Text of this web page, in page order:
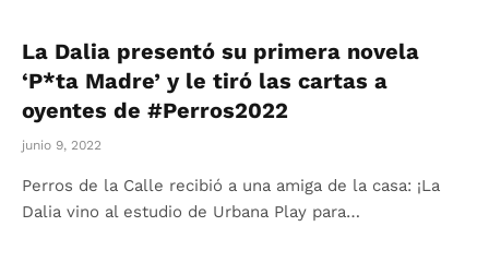
La Dalia presentó su primera novela
‘P*ta Madre’ y le tiró las cartas a
oyentes de #Perros2022
junio 9, 2022
Perros de la Calle recibió a una amiga de la casa: ¡La
Dalia vino al estudio de Urbana Play para…